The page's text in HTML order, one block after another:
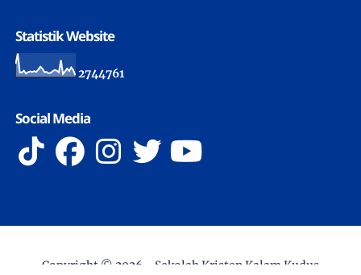
Statistik Website
2744761
Social Media
Copyright © 2026 - Sekolah Kristen Kalam Kudus